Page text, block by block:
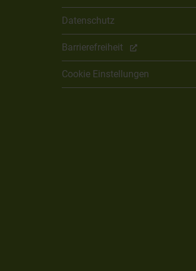
Datenschutz
Barrierefreiheit
Cookie Einstellungen